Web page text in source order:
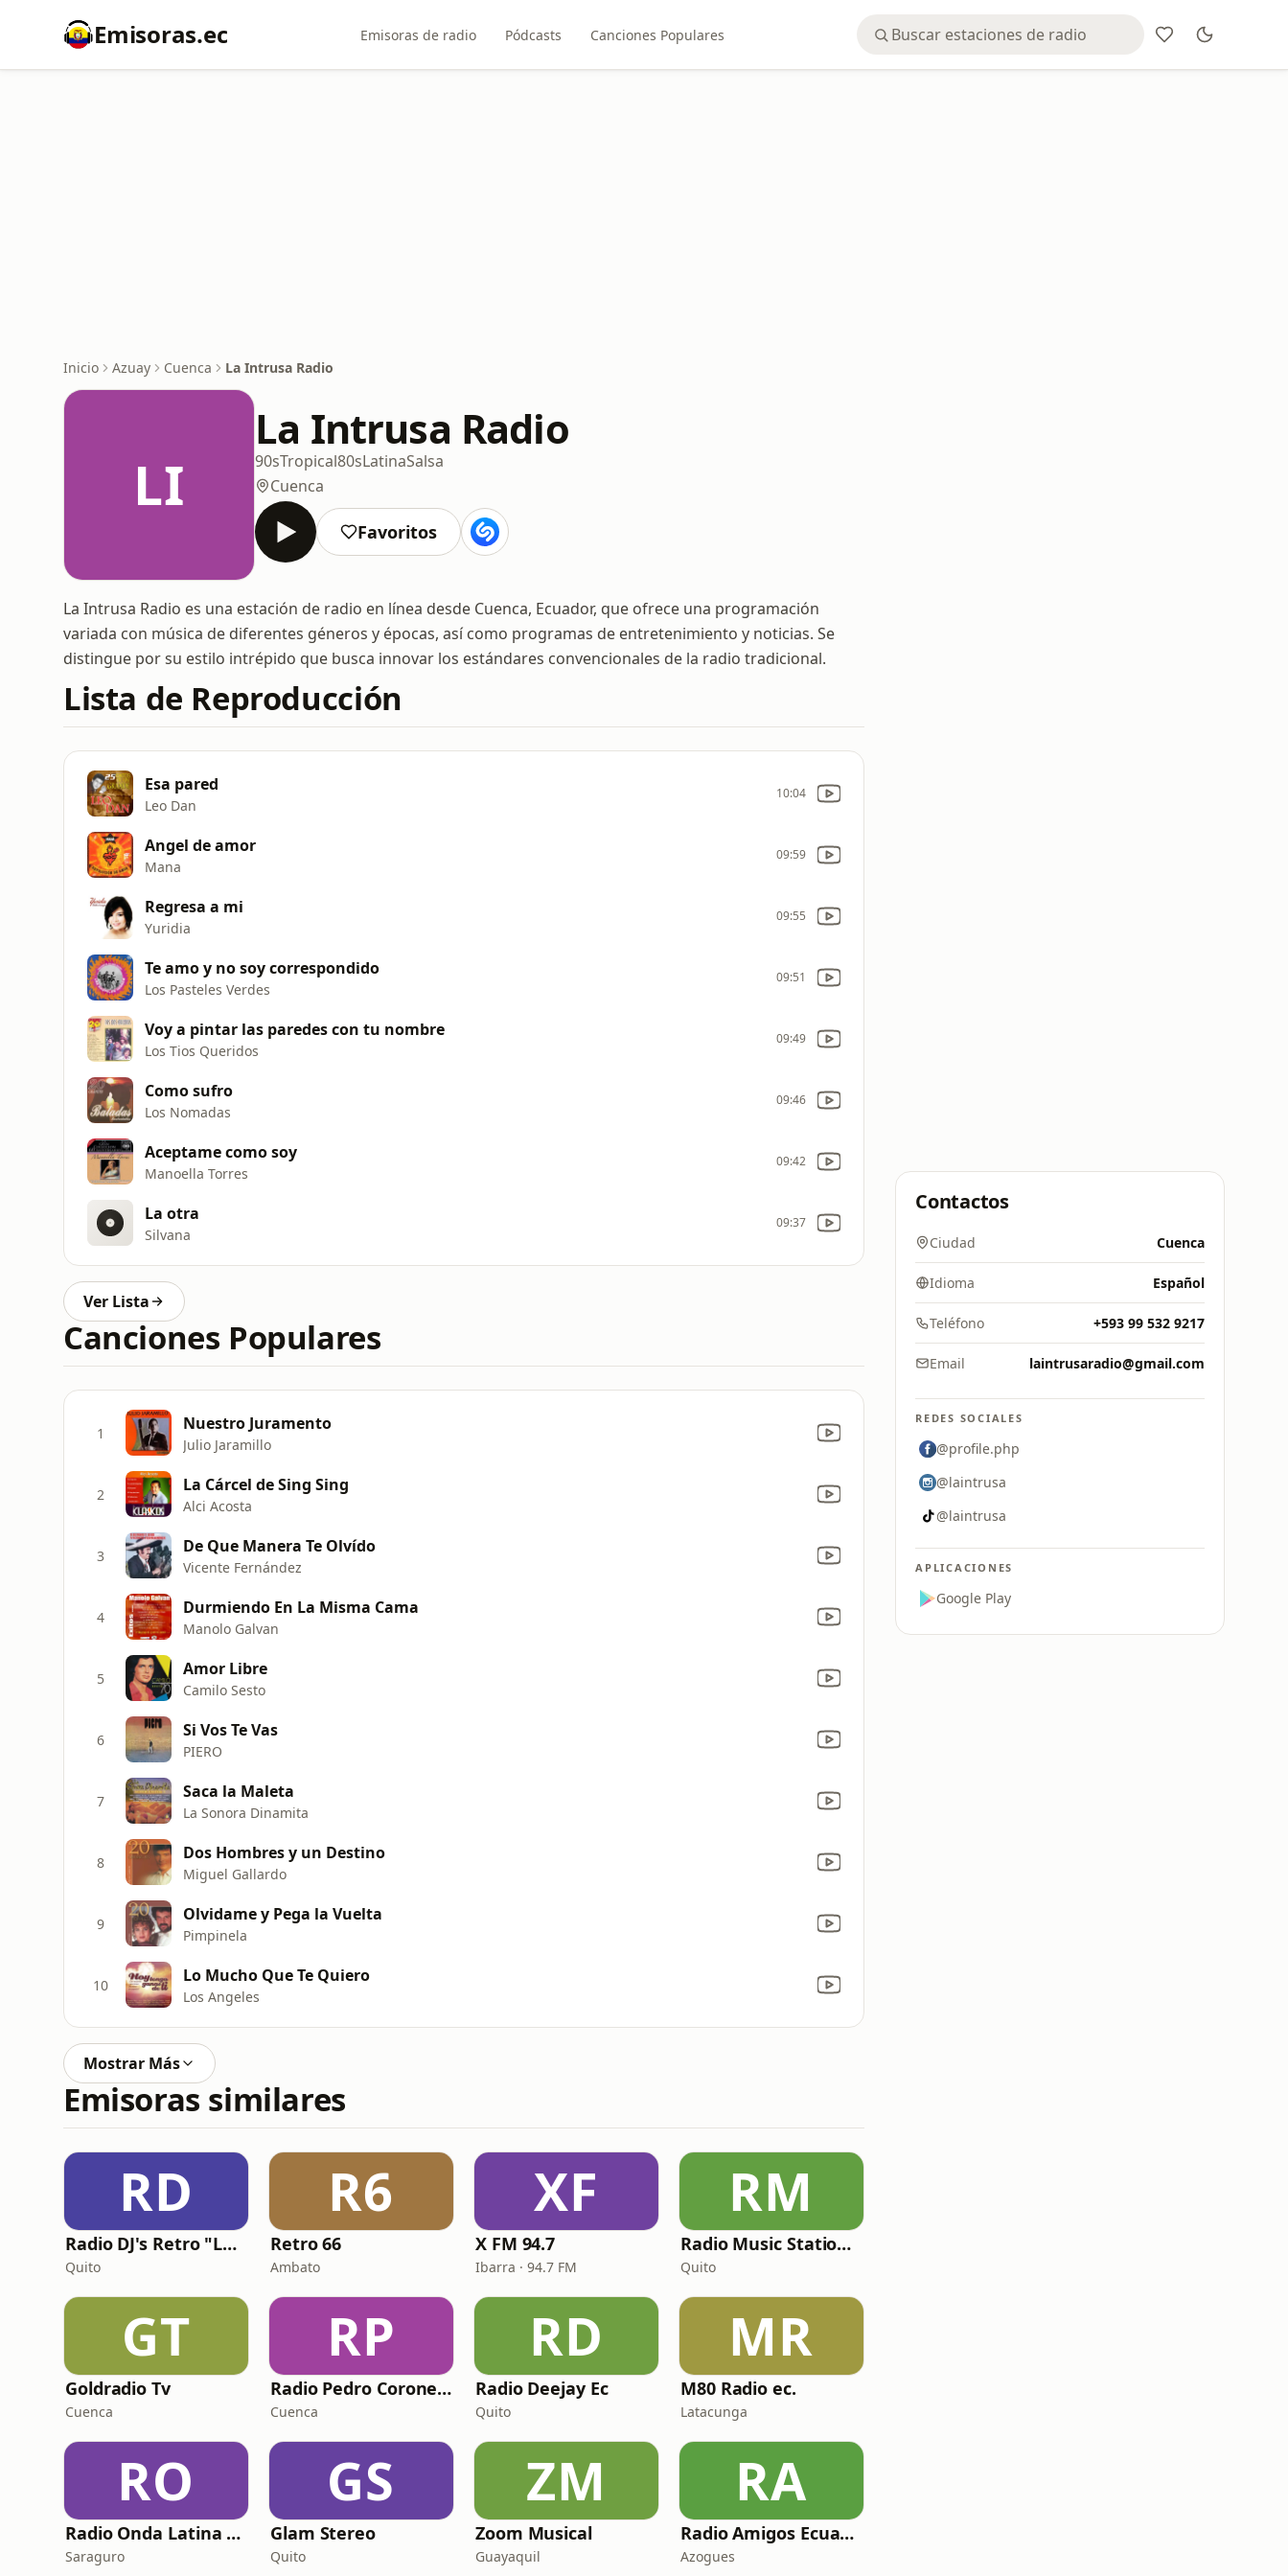
Emisoras.ec Emisoras de radio Pódcasts Canciones Populares
Inicio Azuay Cuenca La Intrusa Radio
LI
La Intrusa Radio
90sTropical80sLatinaSalsa
Cuenca
Favoritos
La Intrusa Radio es una estación de radio en línea desde Cuenca, Ecuador, que ofrece una programación
variada con música de diferentes géneros y épocas, así como programas de entretenimiento y noticias. Se
distingue por su estilo intrépido que busca innovar los estándares convencionales de la radio tradicional.
Lista de Reproducción
Esa pared
Leo Dan
10:04
Angel de amor
Mana
09:59
Regresa a mi
Yuridia
09:55
Te amo y no soy correspondido
Los Pasteles Verdes
09:51
Voy a pintar las paredes con tu nombre
Los Tios Queridos
09:49
Como sufro
Los Nomadas
09:46
Aceptame como soy
Manoella Torres
09:42
La otra
Silvana
09:37
Ver Lista
Canciones Populares
1 Nuestro Juramento
Julio Jaramillo
2 La Cárcel de Sing Sing
Alci Acosta
3 De Que Manera Te Olvído
Vicente Fernández
4 Durmiendo En La Misma Cama
Manolo Galvan
5 Amor Libre
Camilo Sesto
6 Si Vos Te Vas
PIERO
7 Saca la Maleta
La Sonora Dinamita
8 Dos Hombres y un Destino
Miguel Gallardo
9 Olvidame y Pega la Vuelta
Pimpinela
10 Lo Mucho Que Te Quiero
Los Angeles
Mostrar Más
Emisoras similares
RD
Radio DJ's Retro "La Radio Retro"
Quito
R6
Retro 66
Ambato
XF
X FM 94.7
Ibarra · 94.7 FM
RM
Radio Music Station FM
Quito
GT
Goldradio Tv
Cuenca
RP
Radio Pedro Coronel e Hijos
Cuenca
RD
Radio Deejay Ec
Quito
MR
M80 Radio ec.
Latacunga
RO
Radio Onda Latina Online
Saraguro
GS
Glam Stereo
Quito
ZM
Zoom Musical
Guayaquil
RA
Radio Amigos Ecuador
Azogues
Contactos
Ciudad Cuenca
Idioma Español
Teléfono +593 99 532 9217
Email laintrusaradio@gmail.com
REDES SOCIALES
@profile.php
@laintrusa
@laintrusa
APLICACIONES
Google Play